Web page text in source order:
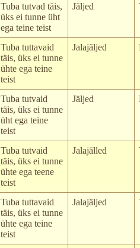
Tuba tutvad täis,
üks ei tunne üht
ega teine teist
Jäljed
Tuba tuttavaid
täis, üks ei tunne
ühte ega teine
teist
Jalajäljed
Tuba tutvaid
täis, üks ei tunne
üht ega teine
teist
Jäljed
Tuba tutvaid
täis, üks ei tunne
ühte ega teene
teist
Jalajälled
Tuba tuttavaid
täis, üks ei tunne
ühte ega teine
teist
Jalajäljed